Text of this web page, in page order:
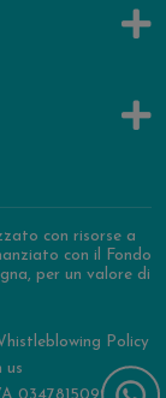
con risorse a
con il Fondo
per un valore di
Policy
us
03478150927